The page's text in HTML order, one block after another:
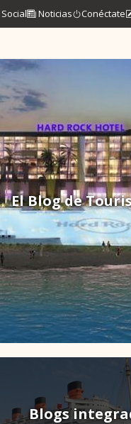
Noticias Conéctate
El Blog de
Blogs